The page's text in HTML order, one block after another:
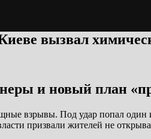
вызвал
и новый план
взрывы. Под удар попал один
призвали жителей не